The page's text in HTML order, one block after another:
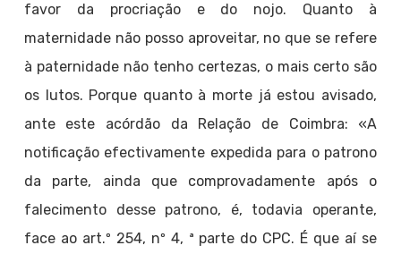
favor da procriação e do nojo. Quanto à
maternidade não posso aproveitar, no que se refere
à paternidade não tenho certezas, o mais certo são
os lutos. Porque quanto à morte já estou avisado,
ante este acórdão da Relação de Coimbra: «A
notificação efectivamente expedida para o patrono
da parte, ainda que comprovadamente após o
falecimento desse patrono, é, todavia operante,
face ao art.º 254, nº 4, ª parte do CPC. É que aí se